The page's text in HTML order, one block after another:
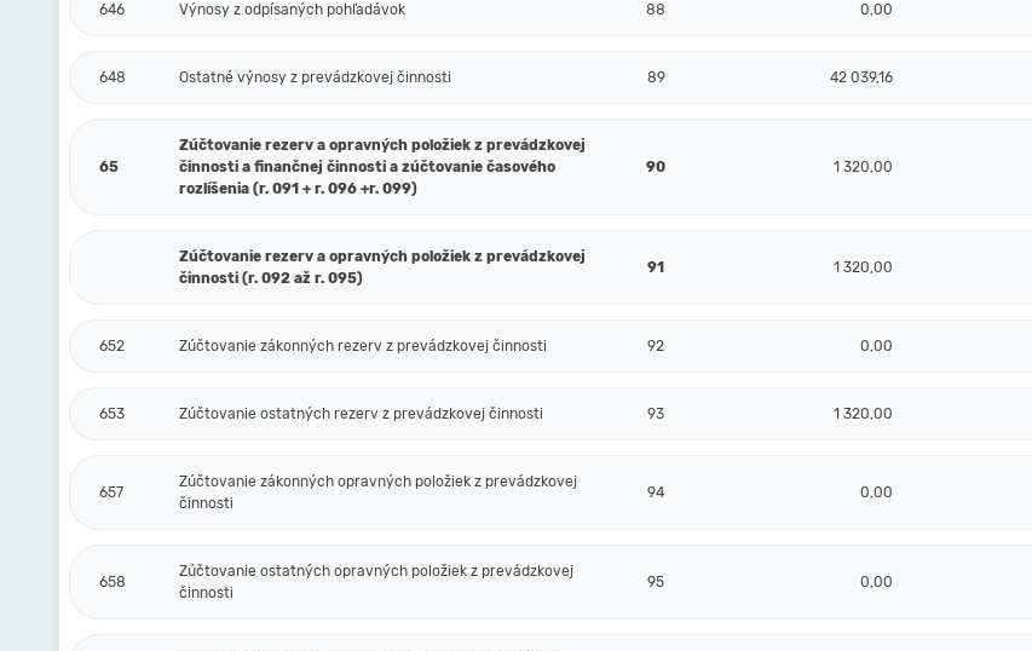
646 Výnosy z odpísaných pohľadávok 88 0,00
648 Ostatné výnosy z prevádzkovej činnosti 89 42 039,16
65
Zúčtovanie rezerv a opravných položiek z prevádzkovej
činnosti a finančnej činnosti a zúčtovanie časového
rozlíšenia (r. 091 + r. 096 +r. 099)
90 1 320,00
Zúčtovanie rezerv a opravných položiek z prevádzkovej
činnosti (r. 092 až r. 095)
91 1 320,00
652 Zúčtovanie zákonných rezerv z prevádzkovej činnosti 92 0,00
653 Zúčtovanie ostatných rezerv z prevádzkovej činnosti 93 1 320,00
657
Zúčtovanie zákonných opravných položiek z prevádzkovej
činnosti
94 0,00
658
Zúčtovanie ostatných opravných položiek z prevádzkovej
činnosti
95 0,00